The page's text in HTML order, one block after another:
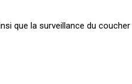
que la surveillance du